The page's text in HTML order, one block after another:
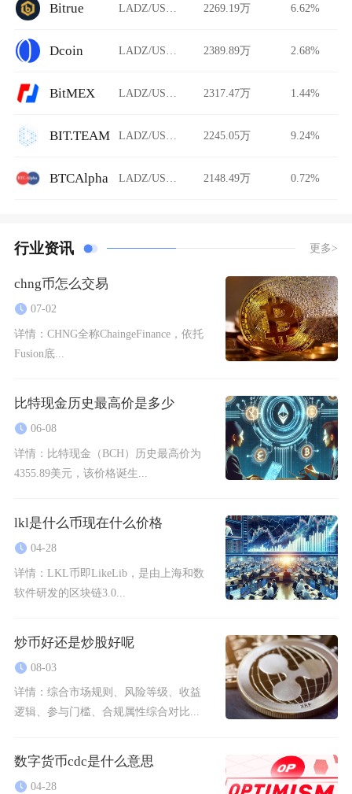
Bitrue 2269.19万 6.62%
Dcoin 2389.89万 2.68%
BitMEX 2317.47万 1.44%
BIT.TEAM 2245.05万 9.24%
BTCAlpha 2148.49万 0.72%
行业资讯 更多>
chng币怎么交易
07-02
详情： CHNG全称ChaingeFinance，依托
Fusion底...
比特现金历史最高价是多少
06-08
详情： 比特现金（BCH）历史最高价为
4355.89美元，该价格诞生...
lkl是什么币现在什么价格
04-28
详情： LKL币即LikeLib，是由上海和数
软件研发的区块链3.0...
炒币好还是炒股好呢
08-03
详情： 综合市场规则、风险等级、收益
逻辑、参与门槛、合规属性综合对比...
数字货币cdc是什么意思
04-28